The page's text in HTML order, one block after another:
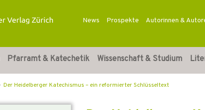
News Prospekte Autorinnen &
Pfarramt & Katechetik Wissenschaft & Studium
Der Heidelberger Katechismus – ein reformierter Schlüsseltext